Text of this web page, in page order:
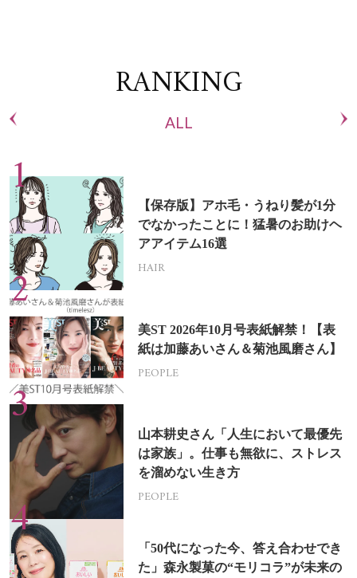
RANKING
ALL
【保存版】アホ毛・うねり髪が1分
でなかったことに！猛暑のお助けヘ
アアイテム16選
HAIR
美ST 2026年10月号表紙解禁！【表
紙は加藤あいさん＆菊池風磨さん】
PEOPLE
山本耕史さん「人生において最優先
は家族」。仕事も無欲に、ストレス
を溜めない生き方
PEOPLE
「50代になった今、答え合わせでき
た」森永製菓の“モリコラ”が未来の